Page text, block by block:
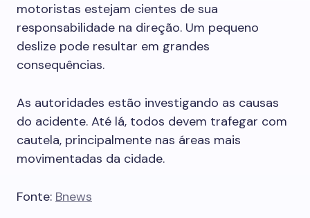
motoristas estejam cientes de sua
responsabilidade na direção. Um pequeno
deslize pode resultar em grandes
consequências.
As autoridades estão investigando as causas
do acidente. Até lá, todos devem trafegar com
cautela, principalmente nas áreas mais
movimentadas da cidade.
Fonte: Bnews